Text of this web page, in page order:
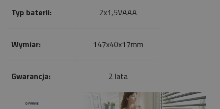
Typ baterii: 2x1,5VAAA
Wymiar: 147x40x17mm
Gwarancja: 2 lata